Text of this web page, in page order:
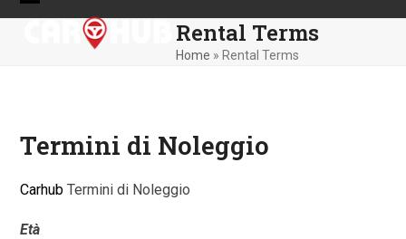
Skip
Open
Close
Rental Terms
Home » Rental Terms
Termini di Noleggio
Carhub Termini di Noleggio
Età